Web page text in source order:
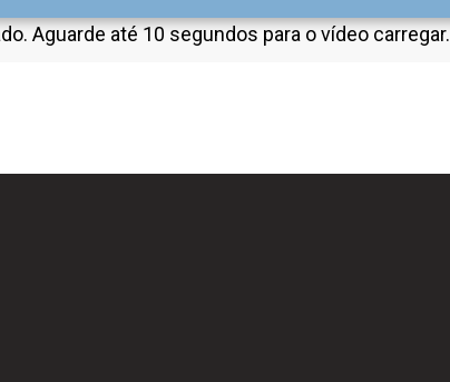
Aguarde até 10 segundos para o vídeo carregar.